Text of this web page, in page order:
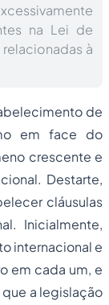
na Lei de
à
de
em face do
crescente e
Destarte,
cláusulas
Inicialmente,
internacional e
em cada um, e
a legislação